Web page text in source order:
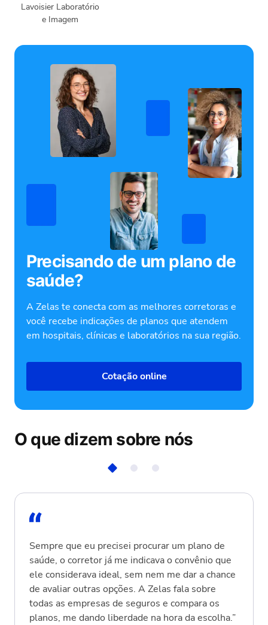
Lavoisier Laboratório
e Imagem
Precisando de um plano de
saúde?
A Zelas te conecta com as melhores corretoras e
você recebe indicações de planos que atendem
em hospitais, clínicas e laboratórios na sua região.
Cotação online
O que dizem sobre nós
Sempre que eu precisei procurar um plano de
saúde, o corretor já me indicava o convênio que
ele considerava ideal, sem nem me dar a chance
de avaliar outras opções. A Zelas fala sobre
todas as empresas de seguros e compara os
planos, me dando liberdade na hora da escolha.”